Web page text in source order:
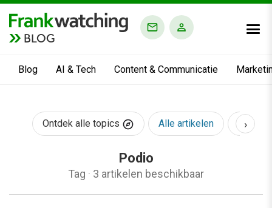
BLOG
Blog AI & Tech Content & Communicatie
Ontdek alle topics Alle artikelen AI &
›
Podio
Tag · 3 artikelen beschikbaar